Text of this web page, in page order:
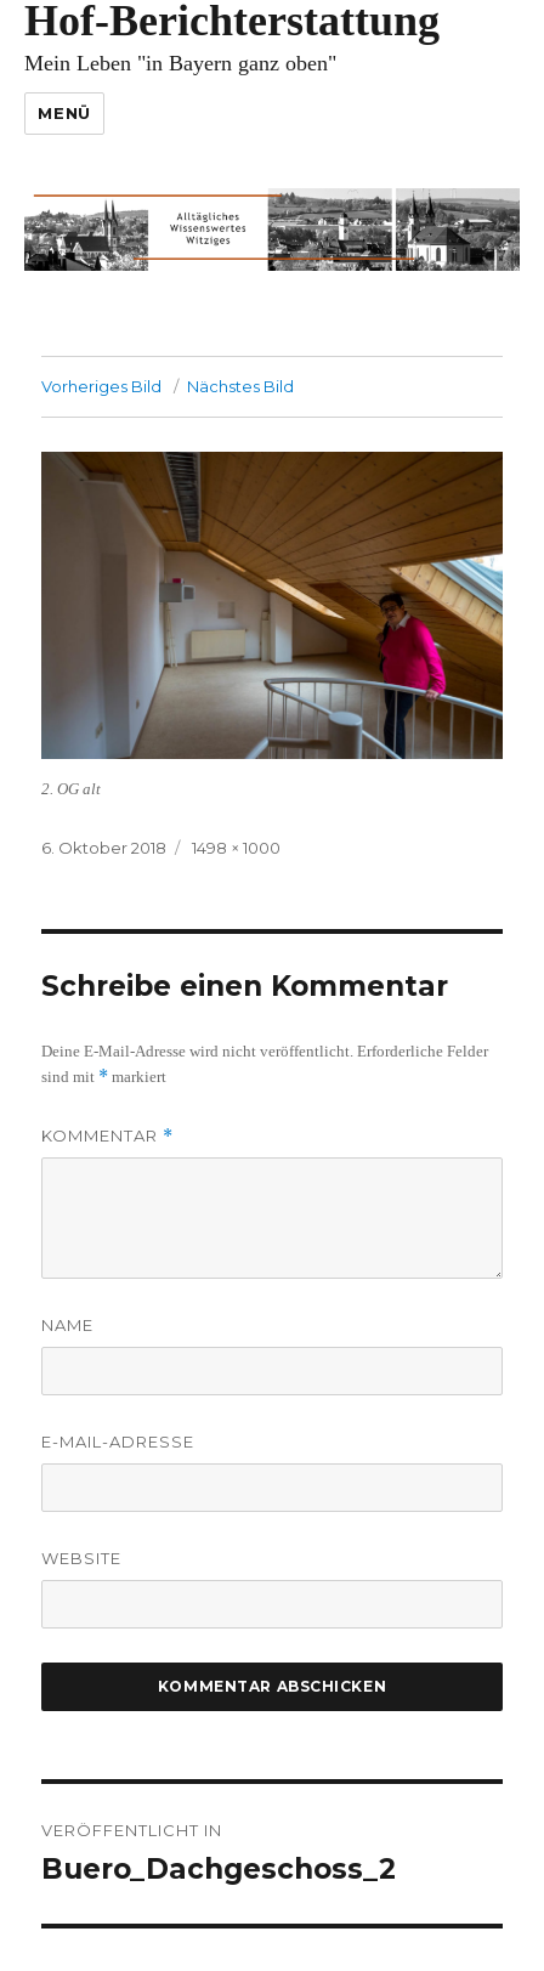
Hof-Berichterstattung
Mein Leben "in Bayern ganz oben"
MENÜ
Vorheriges Bild Nächstes Bild
2. OG alt
Veröffentlicht
6. Oktober 2018
Volle
1498 × 1000
Schreibe einen Kommentar
Deine E-Mail-Adresse wird nicht veröffentlicht. Erforderliche Felder
sind mit * markiert
KOMMENTAR *
NAME
E-MAIL-ADRESSE
WEBSITE
VERÖFFENTLICHT IN
Buero_Dachgeschoss_2